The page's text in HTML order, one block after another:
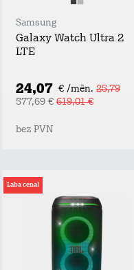
Samsung
Galaxy Watch Ultra 2
LTE
24,07 € /mēn. 25,79
577,69 € 619,01 €
bez PVN
Laba cena!